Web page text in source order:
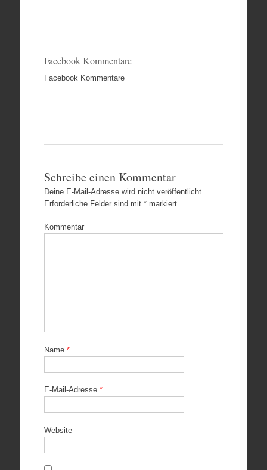
Facebook Kommentare
Facebook Kommentare
Schreibe einen Kommentar
Deine E-Mail-Adresse wird nicht veröffentlicht.
Erforderliche Felder sind mit *markiert
Kommentar
Name *
E-Mail-Adresse *
Website